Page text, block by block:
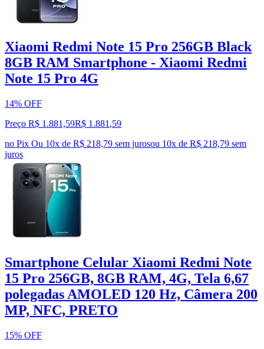
Xiaomi Redmi Note 15 Pro 256GB Black
8GB RAM Smartphone - Xiaomi Redmi
Note 15 Pro 4G
14% OFF
Preço R$ 1.881,59R$ 1.881 ,59
no Pix Ou 10x de R$ 218,79 sem jurosou 10x de R$ 218,79 sem
juros
Smartphone Celular Xiaomi Redmi Note
15 Pro 256GB, 8GB RAM, 4G, Tela 6,67
polegadas AMOLED 120 Hz, Câmera 200
MP, NFC, PRETO
15% OFF